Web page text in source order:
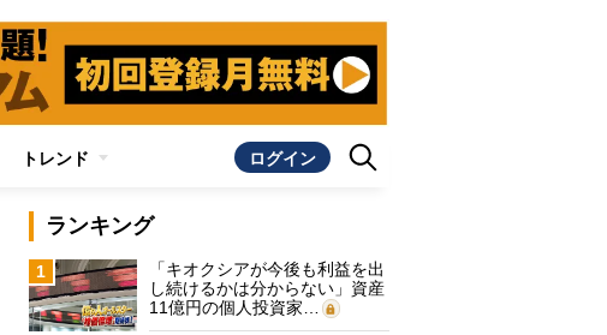
トレンド ログイン
ランキング
1
「キオクシアが今後も利益を出
し続けるかは分からない」資産
11億円の個人投資家…